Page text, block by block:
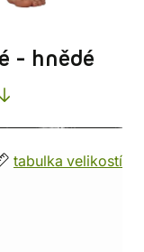
- hnědé
tabulka velikostí